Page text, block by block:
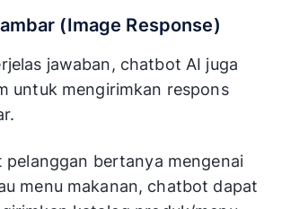
(Image Response)
jawaban, chatbot AI juga
untuk mengirimkan respons
pelanggan bertanya mengenai
menu makanan, chatbot dapat